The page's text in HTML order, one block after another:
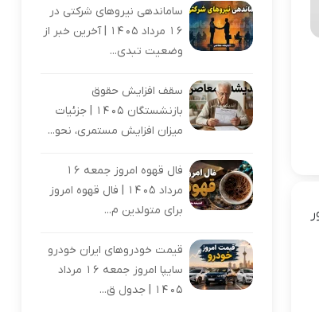
ساماندهی نیروهای شرکتی در
16 مرداد 1405 | آخرین خبر از
وضعیت تبدی...
سقف افزایش حقوق
بازنشستگان 1405 | جزئیات
میزان افزایش مستمری، نحو...
فال قهوه امروز جمعه 16
مرداد 1405 | فال قهوه امروز
برای متولدین م...
قیمت خودروهای ایران خودرو
سایپا امروز جمعه 16 مرداد
1405 | جدول ق...